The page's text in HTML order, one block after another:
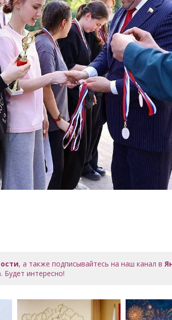
, а также подписывайтесь на наш канал в
. Будет интересно!